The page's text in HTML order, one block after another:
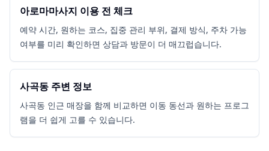
아로마마사지 이용 전 체크
예약 시간, 원하는 코스, 집중 관리 부위, 결제 방식, 주차 가능
여부를 미리 확인하면 상담과 방문이 더 매끄럽습니다.
사곡동 주변 정보
사곡동 인근 매장을 함께 비교하면 이동 동선과 원하는 프로그
램을 더 쉽게 고를 수 있습니다.